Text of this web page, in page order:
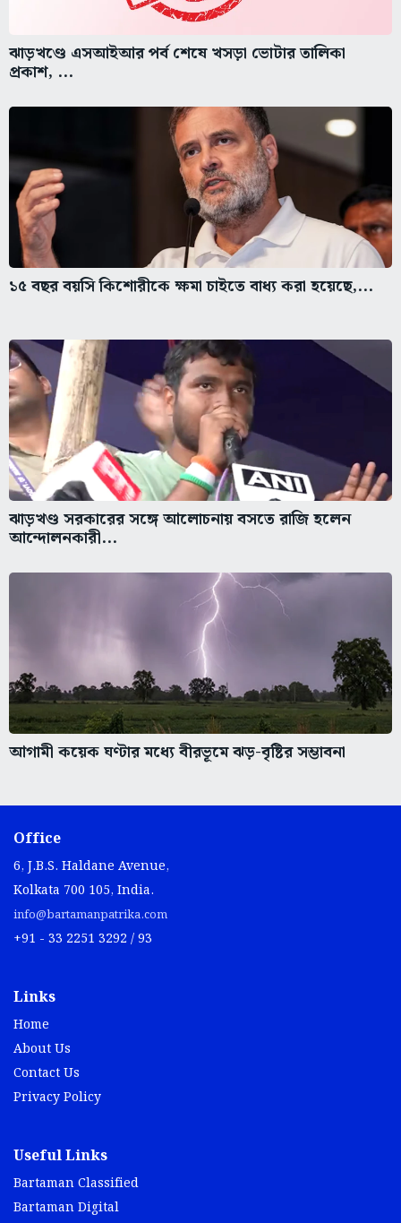
ঝাড়খণ্ডে এসআইআর পর্ব শেষে খসড়া ভোটার তালিকা
প্রকাশ, ...
১৫ বছর বয়সি কিশোরীকে ক্ষমা চাইতে বাধ্য করা হয়েছে,...
ঝাড়খণ্ড সরকারের সঙ্গে আলোচনায় বসতে রাজি হলেন
আন্দোলনকারী...
আগামী কয়েক ঘণ্টার মধ্যে বীরভূমে ঝড়-বৃষ্টির সম্ভাবনা
Office
6, J.B.S. Haldane Avenue,
Kolkata 700 105, India.
info@bartamanpatrika.com
+91 - 33 2251 3292 / 93
Links
Home
About Us
Contact Us
Privacy Policy
Useful Links
Bartaman Classified
Bartaman Digital